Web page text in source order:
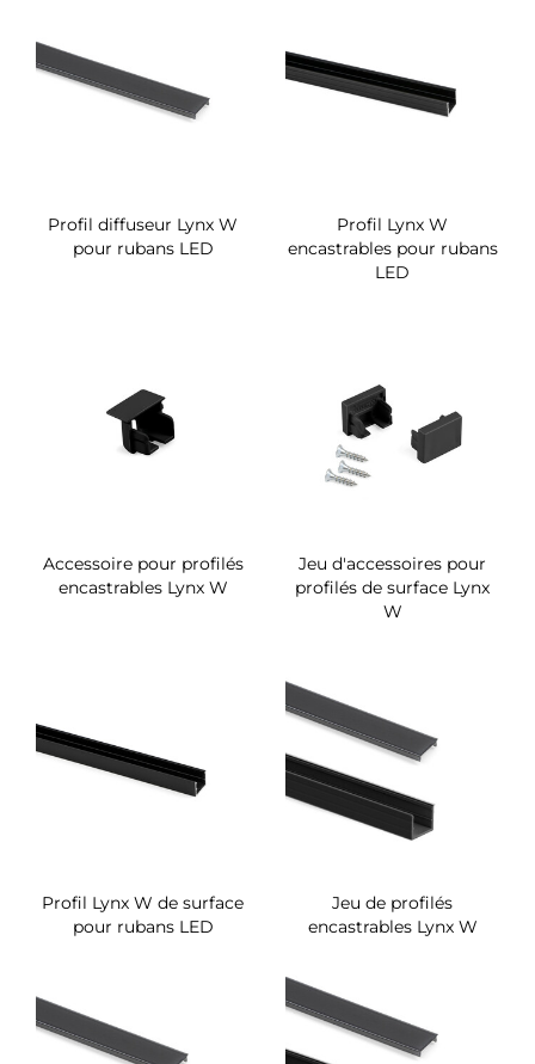
Profil diffuseur Lynx W
pour rubans LED
Profil Lynx W
encastrables pour rubans
LED
Accessoire pour profilés
encastrables Lynx W
Jeu d'accessoires pour
profilés de surface Lynx
W
Profil Lynx W de surface
pour rubans LED
Jeu de profilés
encastrables Lynx W